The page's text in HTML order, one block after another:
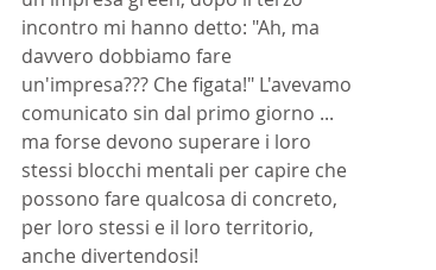
incontro mi hanno detto: "Ah, ma
davvero dobbiamo fare
un'impresa??? Che figata!" L'avevamo
comunicato sin dal primo giorno ...
ma forse devono superare i loro
stessi blocchi mentali per capire che
possono fare qualcosa di concreto,
per loro stessi e il loro territorio,
anche divertendosi!